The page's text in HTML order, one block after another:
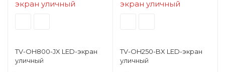
TV-OH800-JX LED-экран
уличный
TV-OH250-BX LED-экран
уличный